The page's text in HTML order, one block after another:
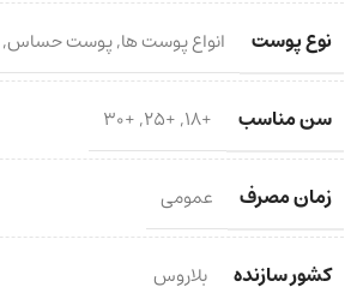
نوع پوست انواع پوست ها,پوست حساس,
سن مناسب +18
,
+25
,
+30
زمان مصرف عمومی
کشور سازنده بلاروس